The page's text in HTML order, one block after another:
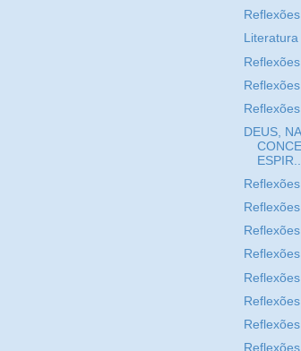
Literatura
DEUS,
ESPIR...